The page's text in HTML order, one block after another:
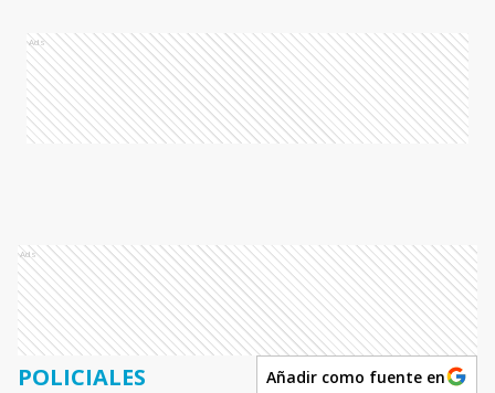
Ads
Ads
POLICIALES Añadir como fuente en